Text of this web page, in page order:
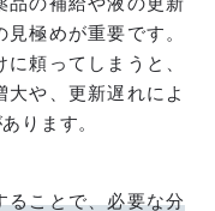
極めが重要です。
頼ってしまうと、
や、更新遅れによ
ります。
ることで、必要な分